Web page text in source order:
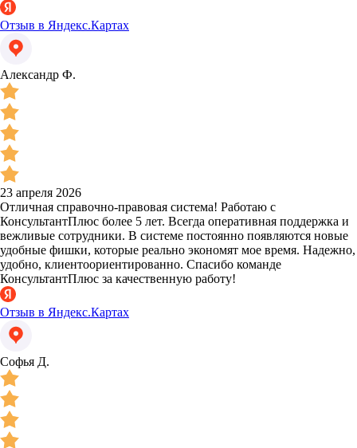
Отзыв в Яндекс.Картах
Александр Ф.
23 апреля 2026
Отличная справочно-правовая система! Работаю с
КонсультантПлюс более 5 лет. Всегда оперативная поддержка и
вежливые сотрудники. В системе постоянно появляются новые
удобные фишки, которые реально экономят мое время. Надежно,
удобно, клиентоориентированно. Спасибо команде
КонсультантПлюс за качественную работу!
Отзыв в Яндекс.Картах
Софья Д.